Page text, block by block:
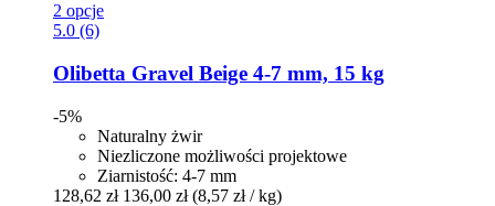
2 opcje
5.0 (6)
Olibetta Gravel Beige 4-​7 mm, 15 kg
-5%
Naturalny żwir
Niezliczone możliwości projektowe
Ziarnistość: 4-7 mm
128,62 zł 136,00 zł (8,57 zł / kg)